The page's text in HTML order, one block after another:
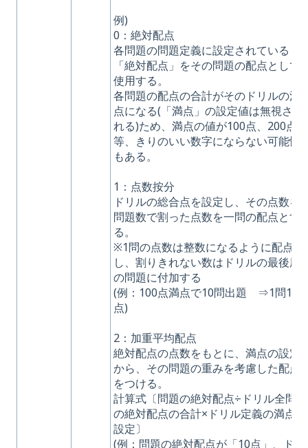
例)
0：絶対配点
各問題の問題定義に設定されている
「絶対配点」をその問題の配点として
使用する。
各問題の配点の合計がそのドリルの満
点になる(「満点」の設定値は無視さ
れる)ため、満点の値が100点、200点
等、きりのいい数字にならない可能性
もある。
1：点数按分
ドリルの総合点を設定し、その点数を
問題数で割った点数を一問の配点とす
る。
※1問の点数は整数になるように配点
し、割りきれない数はドリルの最後尾
の問題に付加する
(例：100点満点で10問出題 ⇒1問10
点)
2：加重平均配点
絶対配点の点数をもとに、満点の設定
から、その問題の重みを考慮した配点
をつける。
計算式〔問題の絶対配点÷ドリル全問
の絶対配点の合計×ドリル定義の満点
設定〕
(例：問題の絶対配点が「10点」、ド